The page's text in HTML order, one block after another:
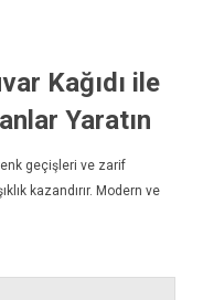
Kağıdı ile
Yaratın
geçişleri ve zarif
kazandırır. Modern ve